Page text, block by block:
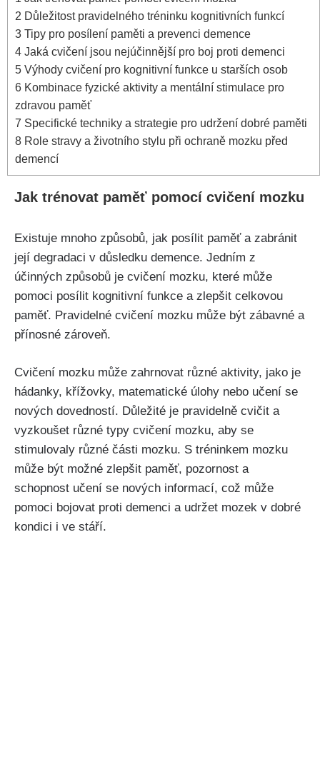
2 Důležitost pravidelného tréninku kognitivních funkcí
3 Tipy pro posílení paměti a prevenci demence
4 Jaká cvičení jsou nejúčinnější pro boj proti demenci
5 Výhody cvičení pro kognitivní funkce u starších osob
6 Kombinace fyzické aktivity a mentální stimulace pro
zdravou paměť
7 Specifické techniky a strategie pro udržení dobré paměti
8 Role stravy a životního stylu při ochraně mozku před
demencí
Jak trénovat paměť pomocí cvičení mozku
Existuje mnoho způsobů, jak posílit paměť a zabránit
její degradaci v důsledku demence. Jedním z
účinných způsobů je cvičení mozku, které může
pomoci posílit kognitivní funkce a zlepšit celkovou
paměť. Pravidelné cvičení mozku může být zábavné a
přínosné zároveň.
Cvičení mozku může zahrnovat různé aktivity, jako je
hádanky, křížovky, matematické úlohy nebo učení se
nových dovedností. Důležité je pravidelně cvičit a
vyzkoušet různé typy cvičení mozku, aby se
stimulovaly různé části mozku. S tréninkem mozku
může být možné zlepšit paměť, pozornost a
schopnost učení se nových informací, což může
pomoci bojovat proti demenci a udržet mozek v dobré
kondici i ve stáří.